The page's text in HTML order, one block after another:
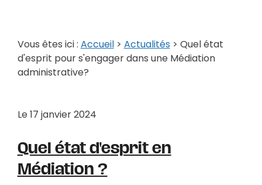
Vous êtes ici : Accueil> Actualités> Quel état
d'esprit pour s'engager dans une Médiation
administrative?
Le17 janvier 2024
Quel état d'esprit en
Médiation ?